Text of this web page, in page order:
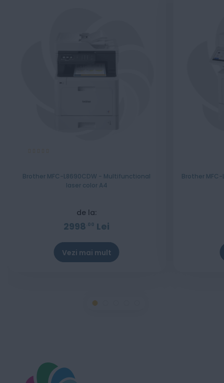
Brother MFC-L8690CDW - Multifunctional
laser color A4
de la:
2998 00 Lei
Vezi mai mult
Stoc epuizat
Brother